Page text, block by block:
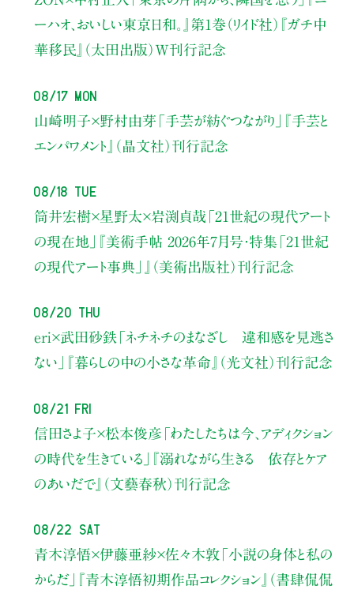
ーハオ、おいしい東京日和。』第1巻（リイド社） 『ガチ中
華移民』（太田出版）W刊行記念
08/17 Mon
山崎明子×野村由芽 「手芸が紡ぐつながり」
『手芸と
エンパワメント』（晶文社）刊行記念
08/18 Tue
筒井宏樹×星野太×岩渕貞哉 「21世紀の現代アート
の現在地」
『美術手帖 2026年7月号・特集「21世紀
の現代アート事典」』（美術出版社）刊行記念
08/20 Thu
eri×武田砂鉄「ネチネチのまなざし 違和感を見逃さ
ない」
『暮らしの中の小さな革命』（光文社）刊行記念
08/21 Fri
信田さよ子×松本俊彦 「わたしたちは今、アディクション
の時代を生きている」
『溺れながら生きる 依存とケア
のあいだで』（文藝春秋）刊行記念
08/22 Sat
青木淳悟×伊藤亜紗×佐々木敦 「小説の身体と私の
からだ」
『青木淳悟初期作品コレクション』（書肆侃侃